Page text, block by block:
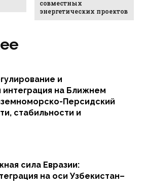
и
интеграция на Ближнем
Персидский
стабильности и
сила Евразии:
на оси Узбекистан–
совместных
энергетических проектов